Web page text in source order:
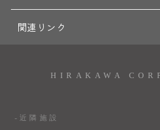
関連リンク
HIRAKAWA
-近隣施設